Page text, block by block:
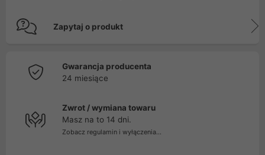
Zapytaj o produkt
Gwarancja producenta
24 miesiące
Zwrot / wymiana towaru
Masz na to 14 dni.
Zobacz regulamin i wyłączenia...